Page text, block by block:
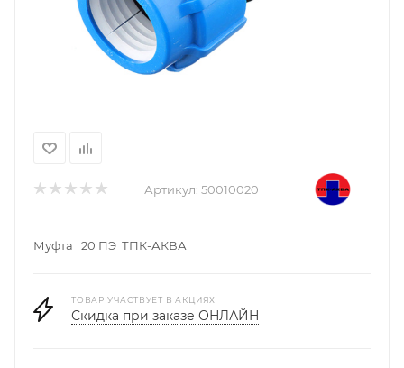
Артикул: 50010020
Муфта 20 ПЭ ТПК-АКВА
ТОВАР УЧАСТВУЕТ В АКЦИЯХ
Скидка при заказе ОНЛАЙН